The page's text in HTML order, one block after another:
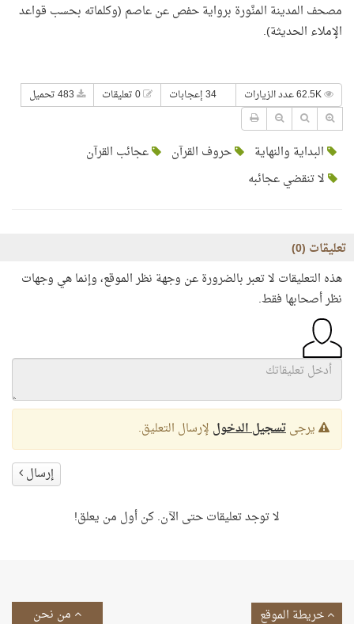
مصحف المدينة المنَّورة برواية حفص عن عاصم (وكلماته بحسب قواعد
الإملاء الحديثة).
34 إعجابات
البداية والنهاية حروف القرآن
عجائب القرآن
لا تنقضي عجائبه
تعليقات (0
)
هذه التعليقات لا تعبر بالضرورة عن وجهة نظر الموقع، وإنما هي وجهات
نظر أصحابها فقط.
يرجىتسجيل الدخول لإرسال التعليق.
إرسال
لا توجد تعليقات حتى الآن. كن أول من يعلق!
من نحن خريطة الموقع